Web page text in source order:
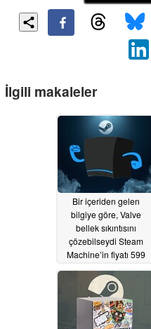
İlgili makaleler
Bir içeriden gelen
bilgiye göre, Valve
bellek sıkıntısını
çözebilseydi Steam
Machine’in fiyatı 599
06/28/2026